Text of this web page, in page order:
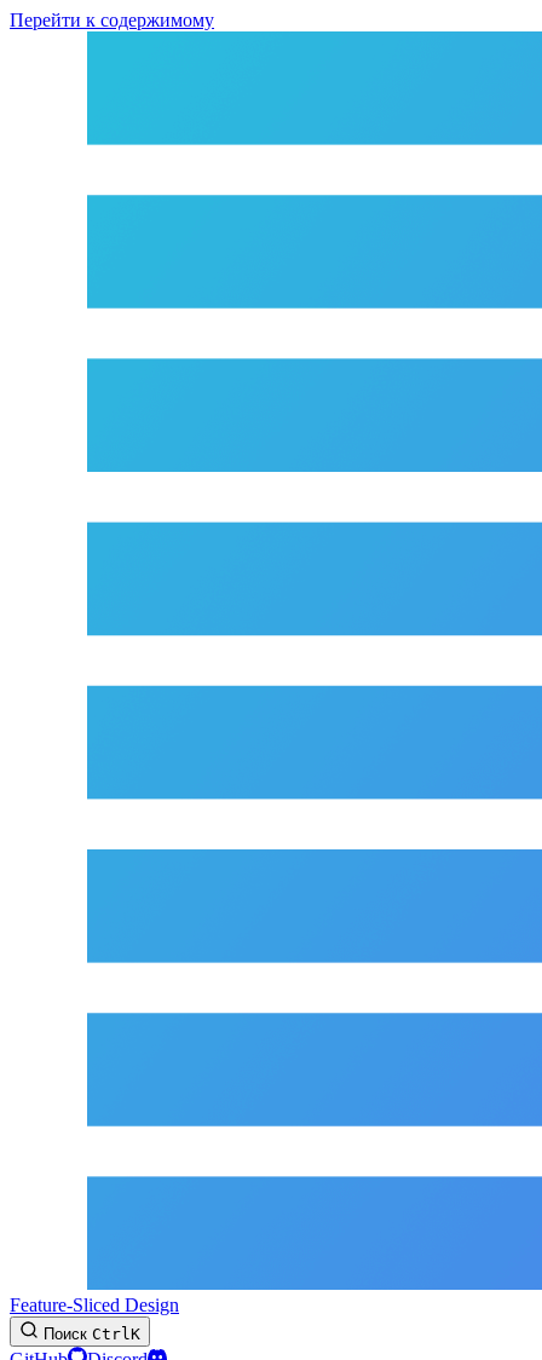
Перейти к содержимому
Feature-Sliced Design
Поиск CtrlK